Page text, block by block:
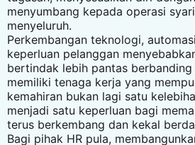
menyumbang kepada operasi
menyeluruh.
Perkembangan teknologi,
keperluan pelanggan
bertindak lebih pantas berbanding
memiliki tenaga kerja yang
kemahiran bukan lagi satu
menjadi satu keperluan bagi
terus berkembang dan kekal
Bagi pihak HR pula,